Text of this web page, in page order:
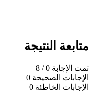
متابعة النتيجة
تمت الإجابة 0
/ 8
الإجابات الصحيحة 0
الإجابات الخاطئة 0